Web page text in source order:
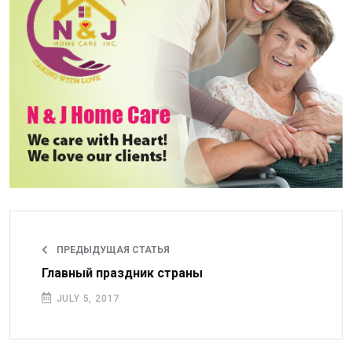
ПРЕДЫДУЩАЯ СТАТЬЯ
Главный праздник страны
JULY 5, 2017